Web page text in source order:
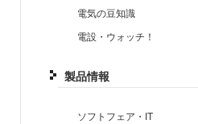
電気の豆知識
電設・ウォッチ！
製品情報
ソフトフェア・IT